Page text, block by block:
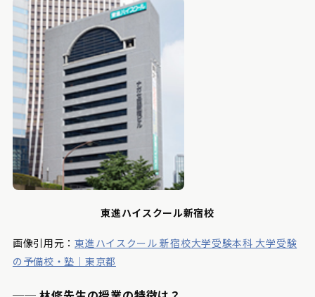
東進ハイスクール新宿校
画像引用元：東進ハイスクール 新宿校大学受験本科 大学受験
の予備校・塾｜東京都